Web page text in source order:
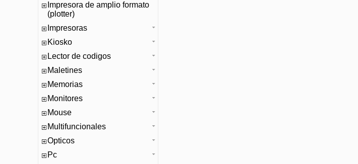
Impresora de amplio formato
(plotter)
Impresoras
Kiosko
Lector de codigos
Maletines
Memorias
Monitores
Mouse
Multifuncionales
Opticos
Pc